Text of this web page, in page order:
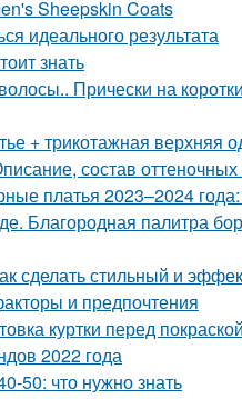
Sheepskin Coats
идеального результата
знать
Прически на
+ трикотажная верхняя
состав
платья 2023–2024
Благородная палитра
сделать стильный и
и предпочтения
куртки перед покраской
2022 года
50: что нужно знать